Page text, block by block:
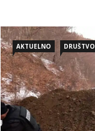
sati", piše u saopštenju.
AKTUELNO DRUŠTVO